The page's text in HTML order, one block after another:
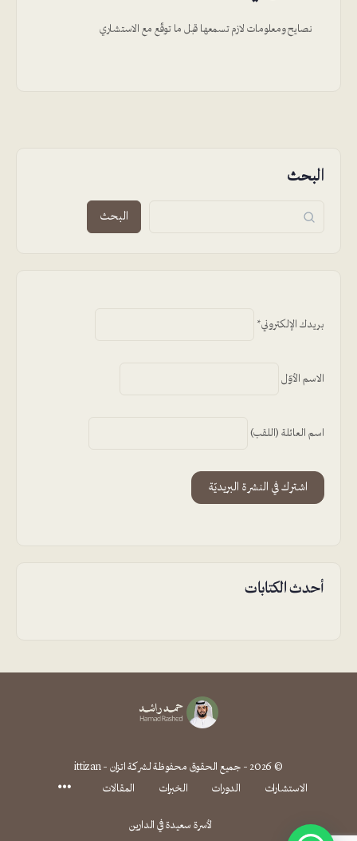
نصايح ومعلومات لازم تسمعها قبل ما توقّع مع الاستشاري
البحث
البحث
بريدك الإلكتروني*
الاسم الأوّل
اسم العائلة (اللقب)
أحدث الكتابات
© 2026 - جميع الحقوق محفوظة لشركة اتزان - ittizan
الاستشارات
الدورات الخبرات المقالات
لأسرة سعيدة في الدارين